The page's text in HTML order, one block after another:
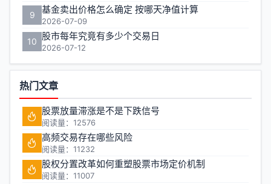
9 基金卖出价格怎么确定 按哪天净值计算
2026-07-09
10 股市每年究竟有多少个交易日
2026-07-12
热门文章
股票放量滞涨是不是下跌信号
阅读量：12576
高频交易存在哪些风险
阅读量：11232
股权分置改革如何重塑股票市场定价机制
阅读量：11007